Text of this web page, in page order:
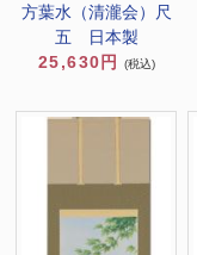
方葉水（清瀧会）尺
五 日本製
25,630円
(税込)